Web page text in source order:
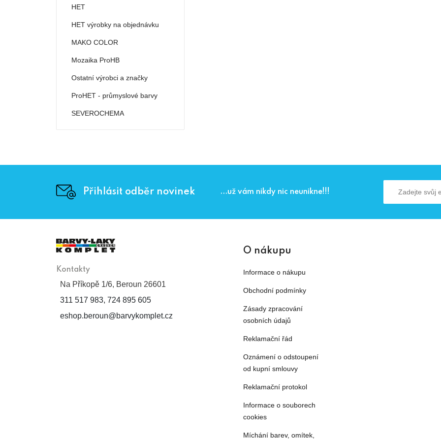
HET
HET výrobky na objednávku
MAKO COLOR
Mozaika ProHB
Ostatní výrobci a značky
ProHET - průmyslové barvy
SEVEROCHEMA
Přihlásit odběr novinek ...už vám nikdy nic neunikne!!!
Kontakty
Na Příkopě 1/6, Beroun 26601
311 517 983, 724 895 605
eshop.beroun@barvykomplet.cz
O nákupu
Informace o nákupu
Obchodní podmínky
Zásady zpracování
osobních údajů
Reklamační řád
Oznámení o odstoupení
od kupní smlouvy
Reklamační protokol
Informace o souborech
cookies
Míchání barev, omítek,